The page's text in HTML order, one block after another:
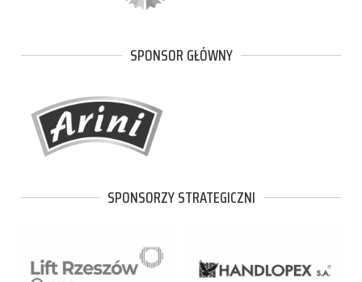
SPONSOR GŁÓWNY
SPONSORZY STRATEGICZNI